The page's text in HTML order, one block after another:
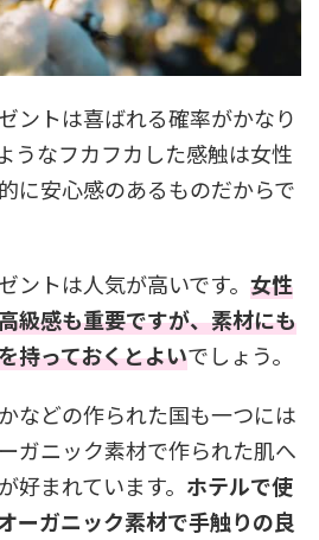
ントは喜ばれる確率がかなり
うなフカフカした感触は女性
に安心感のあるものだからで
ントは人気が高いです。 女性
級感も重要ですが、素材にも
持っておくとよいでしょう。
などの作られた国も一つには
ガニック素材で作られた肌へ
好まれています。 ホテルで使
ーガニック素材で手触りの良